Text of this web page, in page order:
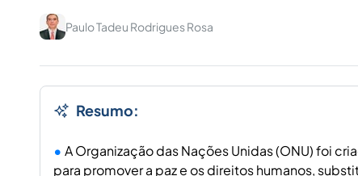
Paulo Tadeu Rodrigues Rosa
Resumo:
A Organização das Nações Unidas (ONU) foi
para promover a paz e os direitos humanos,